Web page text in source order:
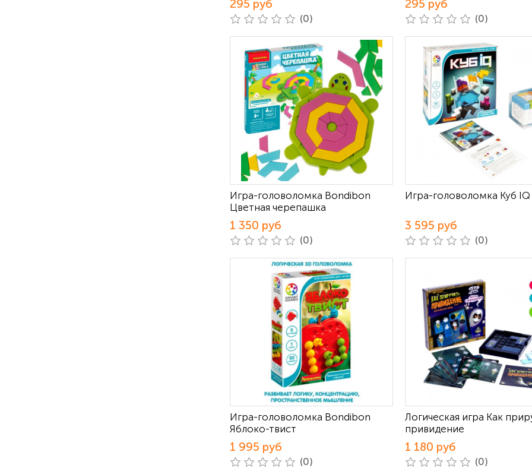
295 руб
(0)
295 руб
(0)
Игра-головоломка Bondibon
Цветная черепашка
1 350 руб
(0)
Игра-головоломка Куб IQ
3 595 руб
(0)
Игра-головоломка Bondibon
Яблоко-твист
1 995 руб
(0)
Логическая игра Как
привидение
1 180 руб
(0)